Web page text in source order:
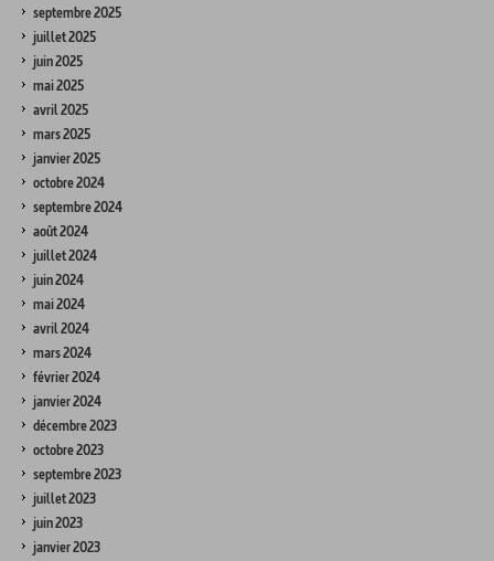
septembre 2025
juillet 2025
juin 2025
mai 2025
avril 2025
mars 2025
janvier 2025
octobre 2024
septembre 2024
août 2024
juillet 2024
juin 2024
mai 2024
avril 2024
mars 2024
février 2024
janvier 2024
décembre 2023
octobre 2023
septembre 2023
juillet 2023
juin 2023
janvier 2023